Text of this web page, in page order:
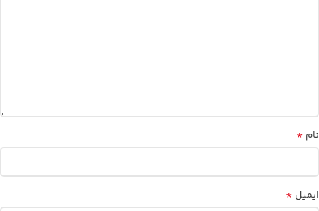
نام *
ایمیل *